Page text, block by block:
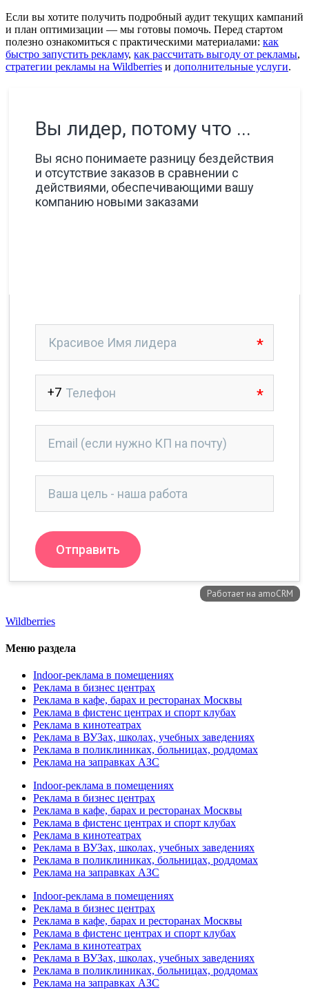
Если вы хотите получить подробный аудит текущих кампаний
и план оптимизации — мы готовы помочь. Перед стартом
полезно ознакомиться с практическими материалами: как
быстро запустить рекламу, как рассчитать выгоду от рекламы,
стратегии рекламы на Wildberries и дополнительные услуги.
Wildberries
Меню раздела
Indoor-реклама в помещениях
Реклама в бизнес центрах
Реклама в кафе, барах и ресторанах Москвы
Реклама в фистенс центрах и спорт клубах
Реклама в кинотеатрах
Реклама в ВУЗах, школах, учебных заведениях
Реклама в поликлиниках, больницах, роддомах
Реклама на заправках АЗС
Indoor-реклама в помещениях
Реклама в бизнес центрах
Реклама в кафе, барах и ресторанах Москвы
Реклама в фистенс центрах и спорт клубах
Реклама в кинотеатрах
Реклама в ВУЗах, школах, учебных заведениях
Реклама в поликлиниках, больницах, роддомах
Реклама на заправках АЗС
Indoor-реклама в помещениях
Реклама в бизнес центрах
Реклама в кафе, барах и ресторанах Москвы
Реклама в фистенс центрах и спорт клубах
Реклама в кинотеатрах
Реклама в ВУЗах, школах, учебных заведениях
Реклама в поликлиниках, больницах, роддомах
Реклама на заправках АЗС